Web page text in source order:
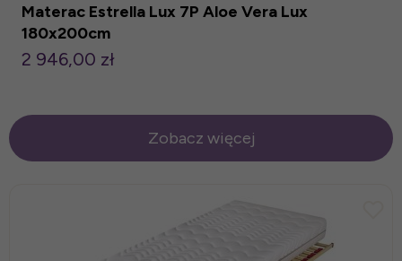
Materac Estrella Lux 7P Aloe Vera Lux
180x200cm
2 946,00 zł
Zobacz więcej